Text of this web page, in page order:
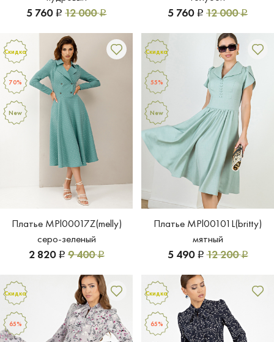
5 760 Р 12 000Р 5 760 Р 12 000Р
Платье MPl00017Z(melly)
серо-зеленый
2 820 Р 9 400Р
Скидка
70%
New
Платье MPl00101L(britty)
мятный
5 490 Р 12 200Р
Скидка
55%
New
Скидка
65%
Скидка
65%